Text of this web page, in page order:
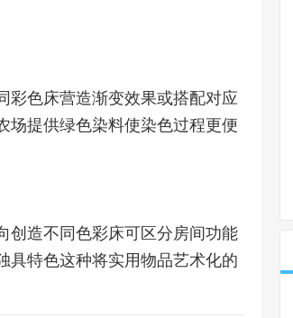
彩色床营造渐变效果或搭配对应
场提供绿色染料使染色过程更便
创造不同色彩床可区分房间功能
具特色这种将实用物品艺术化的